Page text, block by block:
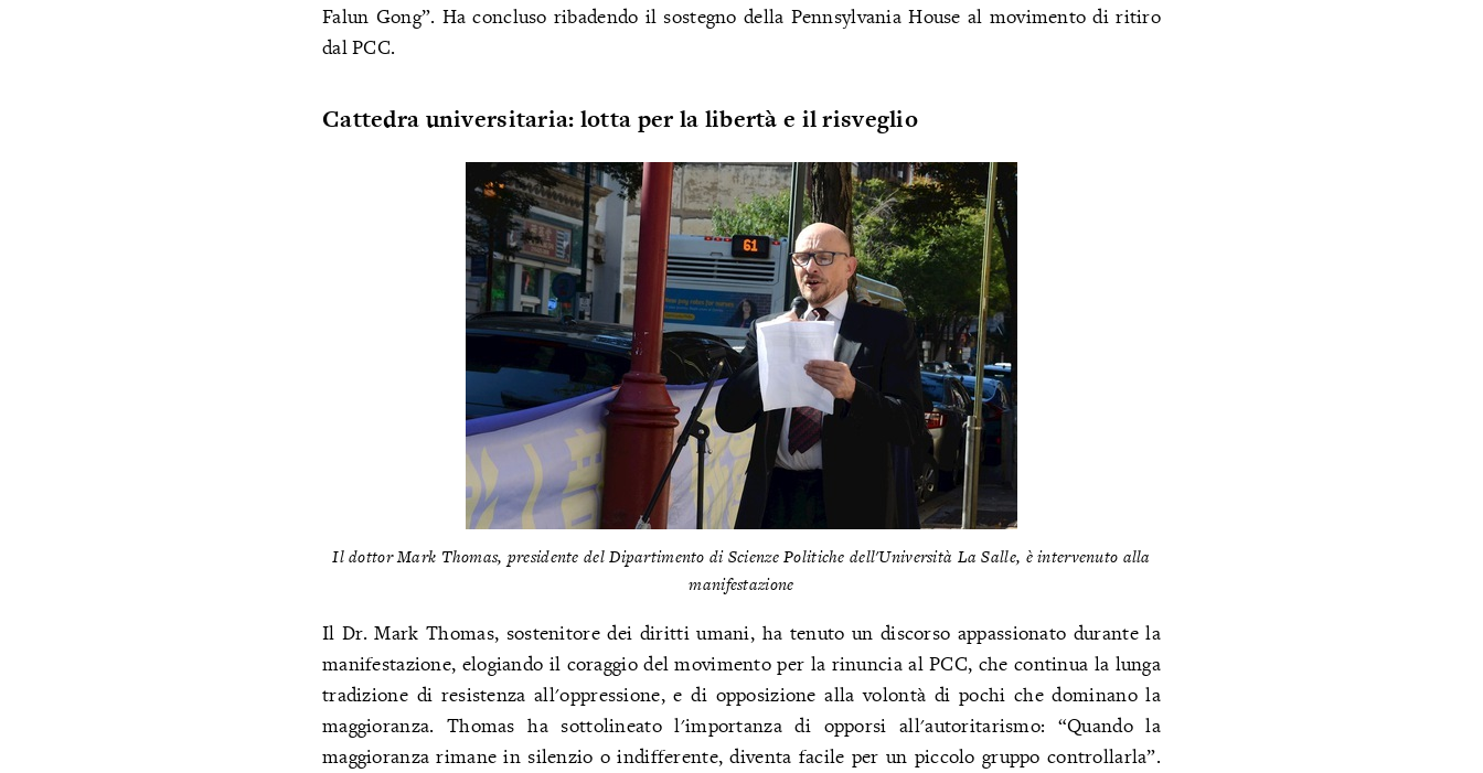
Falun Gong”. Ha concluso ribadendo il sostegno della Pennsylvania House al movimento di ritiro
dal PCC.
Cattedra universitaria: lotta per la libertà e il risveglio
Il dottor Mark Thomas, presidente del Dipartimento di Scienze Politiche dell'Università La Salle, è intervenuto alla
manifestazione
Il Dr. Mark Thomas, sostenitore dei diritti umani, ha tenuto un discorso appassionato durante la
manifestazione, elogiando il coraggio del movimento per la rinuncia al PCC, che continua la lunga
tradizione di resistenza all'oppressione, e di opposizione alla volontà di pochi che dominano la
maggioranza. Thomas ha sottolineato l'importanza di opporsi all'autoritarismo: “Quando la
maggioranza rimane in silenzio o indifferente, diventa facile per un piccolo gruppo controllarla”.